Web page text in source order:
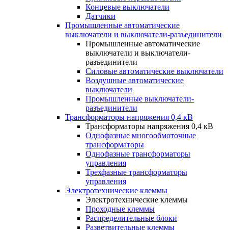
Концевые выключатели
Датчики
Промышленные автоматические
выключатели и выключатели-разъединители
Промышленные автоматические
выключатели и выключатели-
разъединители
Силовые автоматические выключатели
Воздушные автоматические
выключатели
Промышленные выключатели-
разъединители
Трансформаторы напряжения 0,4 кВ
Трансформаторы напряжения 0,4 кВ
Однофазные многообмоточные
трансформаторы
Однофазные трансформаторы
управления
Трехфазные трансформаторы
управления
Электротехнические клеммы
Электротехнические клеммы
Проходные клеммы
Распределительные блоки
Разветвительные клеммы